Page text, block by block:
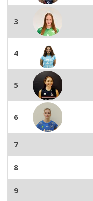
3
4
5
6
7
8
9